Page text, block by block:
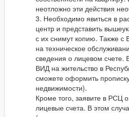
неотложно эти действия
3. Необходимо явиться в
центр и представить
с их снимут копию. Также
на техническое
сведения о лицевом
ВИД на жительство в
сможете оформить
недвижимости).
Кроме того, заявите в РСЦ
лицевые счета. В этом